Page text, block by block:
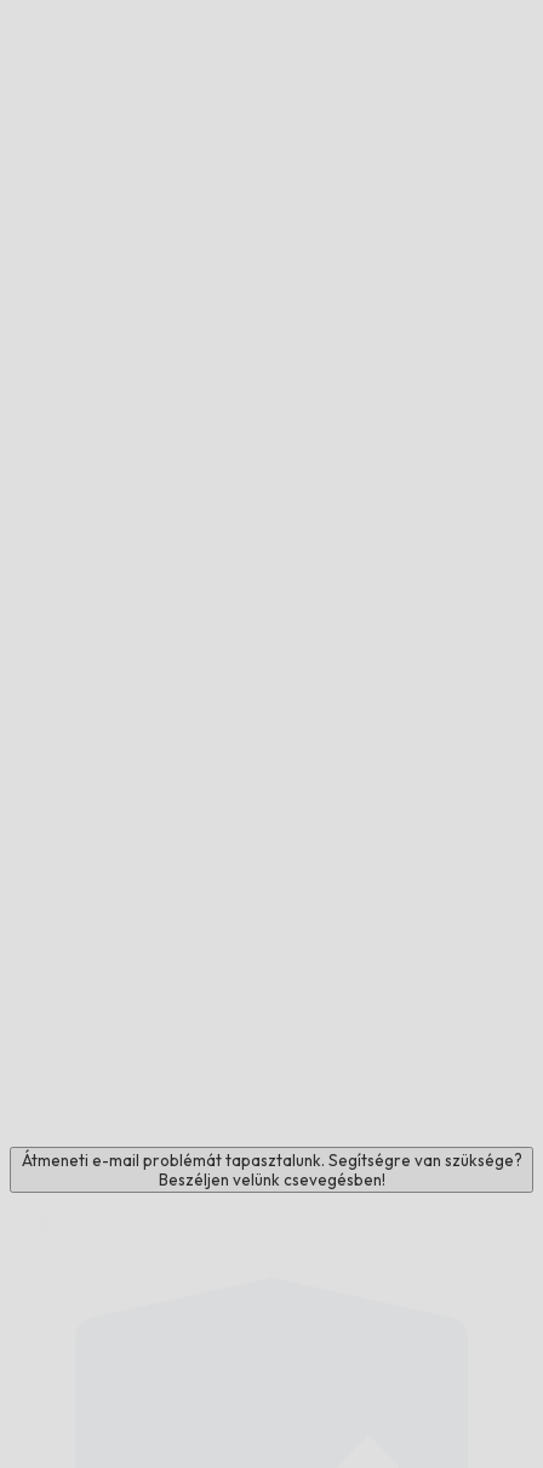
Átmeneti e-mail problémát tapasztalunk. Segítségre van szüksége?
Beszéljen velünk csevegésben!